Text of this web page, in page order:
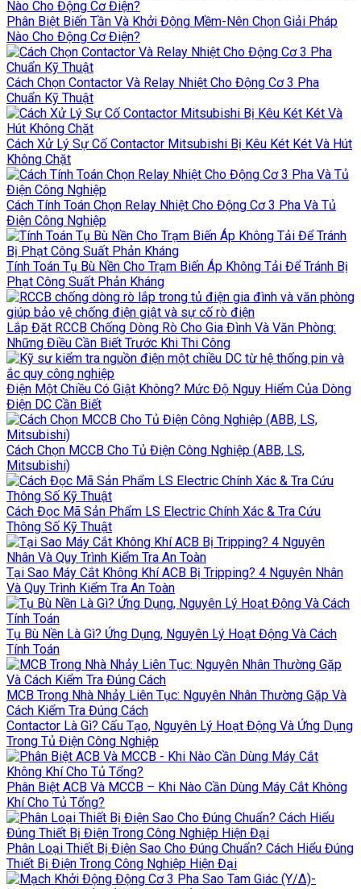
Phân Biệt Biến Tần Và Khởi Động Mềm-Nên Chọn Giải Pháp
Nào Cho Động Cơ Điện?
Cách Chọn Contactor Và Relay Nhiệt Cho Động Cơ 3 Pha
Chuẩn Kỹ Thuật
Cách Xử Lý Sự Cố Contactor Mitsubishi Bị Kêu Két Két Và Hút
Không Chặt
Cách Tính Toán Chọn Relay Nhiệt Cho Động Cơ 3 Pha Và Tủ
Điện Công Nghiệp
Tính Toán Tụ Bù Nền Cho Trạm Biến Áp Không Tải Để Tránh Bị
Phạt Công Suất Phản Kháng
Lắp Đặt RCCB Chống Dòng Rò Cho Gia Đình Và Văn Phòng:
Những Điều Cần Biết Trước Khi Thi Công
Điện Một Chiều Có Giật Không? Mức Độ Nguy Hiểm Của Dòng
Điện DC Cần Biết
Cách Chọn MCCB Cho Tủ Điện Công Nghiệp (ABB, LS,
Mitsubishi)
Cách Đọc Mã Sản Phẩm LS Electric Chính Xác & Tra Cứu
Thông Số Kỹ Thuật
Tại Sao Máy Cắt Không Khí ACB Bị Tripping? 4 Nguyên Nhân
Và Quy Trình Kiểm Tra An Toàn
Tụ Bù Nền Là Gì? Ứng Dụng, Nguyên Lý Hoạt Động Và Cách
Tính Toán
MCB Trong Nhà Nhảy Liên Tục: Nguyên Nhân Thường Gặp Và
Cách Kiểm Tra Đúng Cách
Contactor Là Gì? Cấu Tạo, Nguyên Lý Hoạt Động Và Ứng Dụng
Trong Tủ Điện Công Nghiệp
Phân Biệt ACB Và MCCB – Khi Nào Cần Dùng Máy Cắt Không
Khí Cho Tủ Tổng?
Phân Loại Thiết Bị Điện Sao Cho Đúng Chuẩn? Cách Hiểu Đúng
Thiết Bị Điện Trong Công Nghiệp Hiện Đại